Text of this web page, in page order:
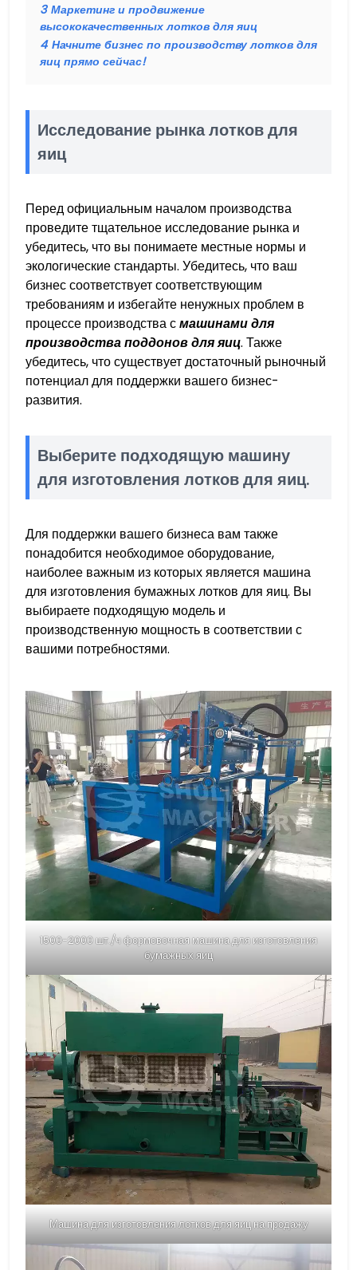
3 Маркетинг и продвижение
высококачественных лотков для яиц
4 Начните бизнес по производству лотков для
яиц прямо сейчас!
Исследование рынка лотков для
яиц
Перед официальным началом производства
проведите тщательное исследование рынка и
убедитесь, что вы понимаете местные нормы и
экологические стандарты. Убедитесь, что ваш
бизнес соответствует соответствующим
требованиям и избегайте ненужных проблем в
процессе производства смашинами для
производства поддонов для яиц. Также
убедитесь, что существует достаточный рыночный
потенциал для поддержки вашего бизнес-
развития.
Выберите подходящую машину
для изготовления лотков для яиц.
Для поддержки вашего бизнеса вам также
понадобится необходимое оборудование,
наиболее важным из которых является машина
для изготовления бумажных лотков для яиц. Вы
выбираете подходящую модель и
производственную мощность в соответствии с
вашими потребностями.
1500-2000 шт./ч формовочная машина для изготовления
бумажных яиц
Машина для изготовления лотков для яиц на продажу